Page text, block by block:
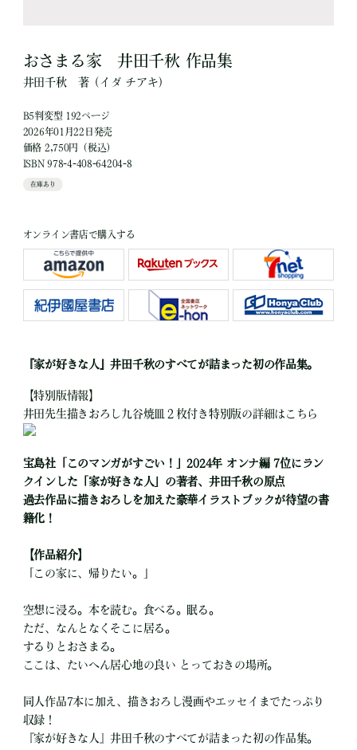
おさまる家 井田千秋 作品集
井田千秋 著（イダ チアキ）
B5判変型 192ページ
2026年01月22日発売
価格 2,750円（税込）
ISBN 978-4-408-64204-8
在庫あり
オンライン書店で購入する
『家が好きな人』井田千秋のすべてが詰まった初の作品集。
【特別版情報】
井田先生描きおろし九谷焼皿２枚付き特別版の詳細はこちら
宝島社「このマンガがすごい！」2024年 オンナ編 7位にラン
クインした「家が好きな人」の著者、井田千秋の原点
過去作品に描きおろしを加えた豪華イラストブックが待望の書
籍化！
【作品紹介】
「この家に、帰りたい。」
空想に浸る。本を読む。食べる。眠る。
ただ、なんとなくそこに居る。
するりとおさまる。
ここは、たいへん居心地の良い とっておきの場所。
同人作品7本に加え、描きおろし漫画やエッセイまでたっぷり
収録！
『家が好きな人』井田千秋のすべてが詰まった初の作品集。